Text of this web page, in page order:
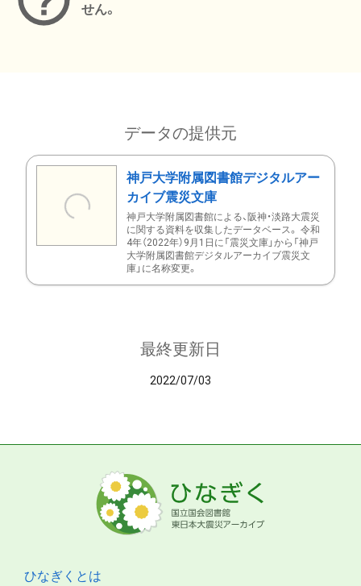
せん。
データの提供元
神戸大学附属図書館デジタルアー
カイブ震災文庫
神戸大学附属図書館による、阪神・淡路大震災
に関する資料を収集したデータベース。 令和
4年（2022年）9月1日に「震災文庫」から「神戸
大学附属図書館デジタルアーカイブ震災文
庫」に名称変更。
最終更新日
2022/07/03
ひなぎくとは